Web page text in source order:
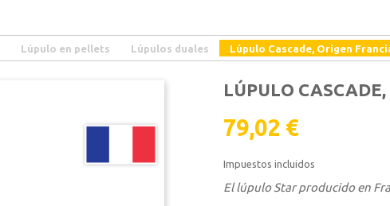
Lúpulo en pellets Lúpulos duales Lúpulo Cascade, Origen
LÚPULO
79,02 €
Impuestos incluidos
El lúpulo Star producido en